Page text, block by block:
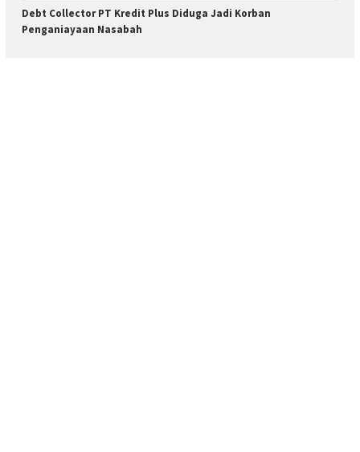
Debt Collector PT Kredit Plus Diduga Jadi Korban
Penganiayaan Nasabah